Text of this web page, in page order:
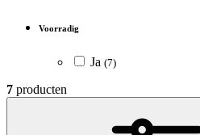
Voorradig
Ja (7)
7 producten